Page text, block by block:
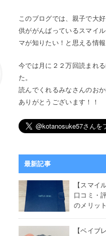
このブログでは、親子で大
供ががんばっているスマイ
マが知りたい！と思える情
今では月に２２万回読まれ
た。
読んでくれるみなさんのおか
ありがとうございます！！
最新記事
【スマイ
口コミ・
のメリッ
【ベイブ